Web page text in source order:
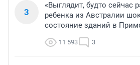
3
«Выглядит, будто сейчас
ребенка из Австралии
состояние зданий в
11 593 3